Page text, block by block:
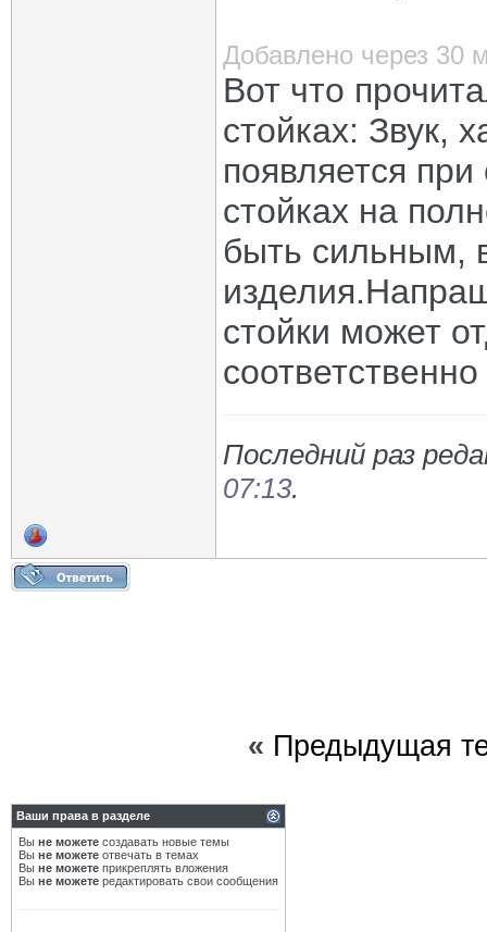
Добавлено через 30
Вот что
стойках: Звук,
появляется
стойках на
быть сильным,
стойки может
Последний раз
07:13.
« Предыдущая
Ваши права в разделе
Вы не можете создавать новые темы
Вы не можете отвечать в темах
Вы не можете прикреплять вложения
Вы не можете редактировать свои сообщения